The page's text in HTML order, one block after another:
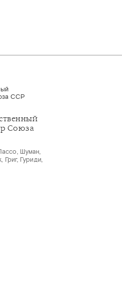
Союза
Шуман,
Григ, Гуриди,